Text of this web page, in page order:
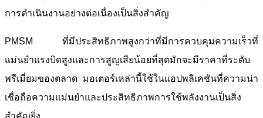
การดำเนินงานอย่างต่อเนื่องเป็นสิ่งสำคัญ
PMSM ที่มีประสิทธิภาพสูงกว่าที่มีการควบคุมความเร็วที่
แม่นยำแรงบิดสูงและการสูญเสียน้อยที่สุดมักจะมีราคาที่ระดับ
พรีเมี่ยมของตลาด มอเตอร์เหล่านี้ใช้ในแอปพลิเคชันที่ความน่า
เชื่อถือความแม่นยำและประสิทธิภาพการใช้พลังงานเป็นสิ่ง
สำคัญยิ่ง